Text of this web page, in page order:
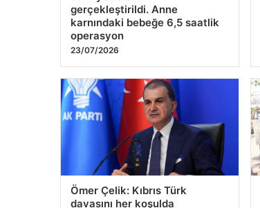
25/07/2026
Türkiye’de bir ilk
gerçekleştirildi. Anne
karnındaki bebeğe 6,5 saatlik
operasyon
23/07/2026